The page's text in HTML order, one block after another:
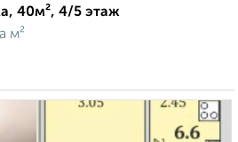
40м², 4/5 этаж
м²